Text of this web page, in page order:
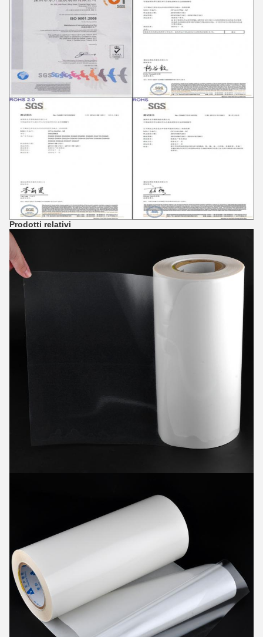
Prodotti relativi